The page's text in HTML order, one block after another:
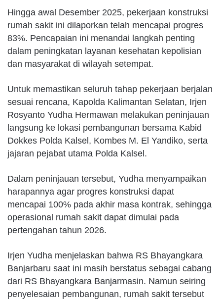
Hingga awal Desember 2025, pekerjaan konstruksi
rumah sakit ini dilaporkan telah mencapai progres
83%. Pencapaian ini menandai langkah penting
dalam peningkatan layanan kesehatan kepolisian
dan masyarakat di wilayah setempat.
Untuk memastikan seluruh tahap pekerjaan berjalan
sesuai rencana, Kapolda Kalimantan Selatan, Irjen
Rosyanto Yudha Hermawan melakukan peninjauan
langsung ke lokasi pembangunan bersama Kabid
Dokkes Polda Kalsel, Kombes M. El Yandiko, serta
jajaran pejabat utama Polda Kalsel.
Dalam peninjauan tersebut, Yudha menyampaikan
harapannya agar progres konstruksi dapat
mencapai 100% pada akhir masa kontrak, sehingga
operasional rumah sakit dapat dimulai pada
pertengahan tahun 2026.
Irjen Yudha menjelaskan bahwa RS Bhayangkara
Banjarbaru saat ini masih berstatus sebagai cabang
dari RS Bhayangkara Banjarmasin. Namun seiring
penyelesaian pembangunan, rumah sakit tersebut